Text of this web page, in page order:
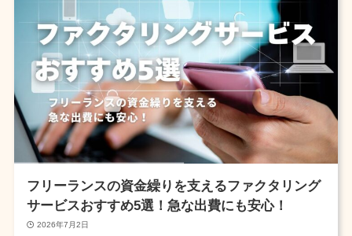
フリーランスの資金繰りを支えるファクタリング
サービスおすすめ5選！急な出費にも安心！
2026年7月2日